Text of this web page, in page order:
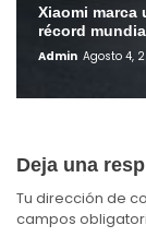
Xiaomi
récord
Admin Agosto 4,
Deja una
Tu dirección de
campos